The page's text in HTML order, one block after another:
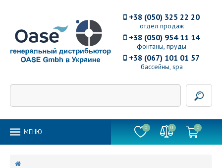
отдел продаж
+38 (050) 325 22 20
фонтаны, пруды
+38 (050) 954 11 14
бассейны, spa
+38 (067) 101 01 57
MEНЮ
0 0 0